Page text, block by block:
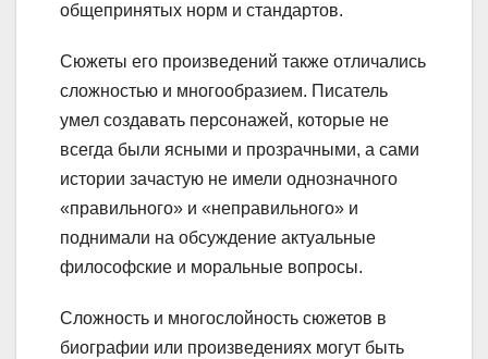
общепринятых норм и стандартов.
Сюжеты его произведений также отличались
сложностью и многообразием. Писатель
умел создавать персонажей, которые не
всегда были ясными и прозрачными, а сами
истории зачастую не имели однозначного
«правильного» и «неправильного» и
поднимали на обсуждение актуальные
философские и моральные вопросы.
Сложность и многослойность сюжетов в
биографии или произведениях могут быть